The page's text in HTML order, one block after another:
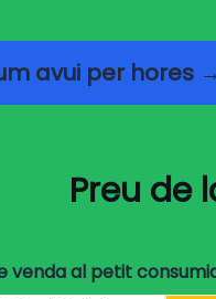
avui per hores →
Preu de
venda al petit